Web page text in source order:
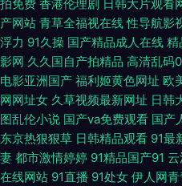
频 成人免费看在线A区 伊人在线视频
国产少妇人妻在线 日韩欲欲网 麻豆
一区 探花极品 狼人AV最新 一级视频
航 色婷婷精久久国产精品 色情92 五
久久A级 免费网站簧片 国产欧美日韩
拍免费 香港伦理剧 日韩大片观看
产网站 青草全福视在线 性导航影
浮力 91久操 国产精品成人在线 精
影网 久久国自产拍精品 高清乱码0
电影亚洲国产 福利姬黄色网址 欧
网网址女 久草视频最新网址 日韩
图乱伦小说 国产va免费观看 国产
东京热狠狠草 日韩精品观看 91最
妻 都市激情婷婷 91精品国产91
在线网站 91直播 91处女 伊人网